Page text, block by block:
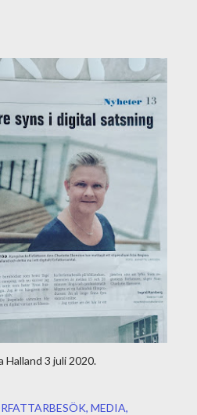
Halland 3 juli 2020.
MEDIA